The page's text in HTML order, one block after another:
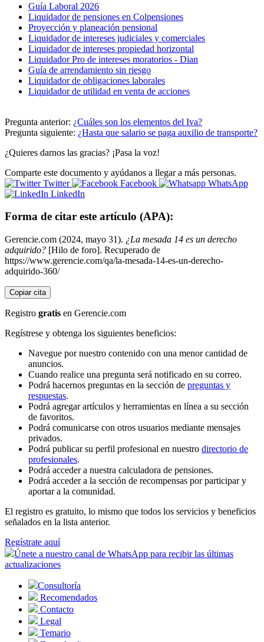
Guía Laboral 2026
Liquidador de pensiones en Colpensiones
Proyección y planeación pensional
Liquidador de intereses judiciales y comerciales
Liquidador de intereses propiedad horizontal
Liquidador Pro de intereses moratorios - Dian
Guía de arrendamiento sin riesgo
Liquidador de obligaciones laborales
Liquidador de utilidad en venta de acciones
Pregunta anterior: ¿Cuáles son los elementos del Iva?
Pregunta siguiente: ¿Hasta que salario se paga auxilio de transporte?
¿Quieres darnos las gracias? ¡Pasa la voz!
Comparte este documento y ayúdanos a llegar a más personas.
Twitter
Facebook
WhatsApp
LinkedIn
Forma de citar este artículo (APA):
Gerencie.com (2024, mayo 31). ¿La mesada 14 es un derecho
adquirido? [Hilo de foro]. Recuperado de
https://www.gerencie.com/qa/la-mesada-14-es-un-derecho-
adquirido-360/
Copiar cita
Registro gratis en Gerencie.com
Regístrese y obtenga los siguientes beneficios:
Navegue por nuestro contenido con una menor cantidad de
anuncios.
Cuando realice una pregunta será notificado en su correo.
Podrá hacernos preguntas en la sección de preguntas y
respuestas.
Podrá agregar artículos y herramientas en línea a su sección
de favoritos.
Podrá comunicarse con otros usuarios mediante mensajes
privados.
Podrá publicar su perfil profesional en nuestro directorio de
profesionales.
Podrá acceder a nuestra calculadora de pensiones.
Podrá acceder a la sección de recompensas por participar y
aportar a la comunidad.
El registro es gratuito, lo mismo que todos los servicios y beneficios
señalados en la lista anterior.
Regístrate aquí
Únete a nuestro canal de WhatsApp para recibir las últimas
actualizaciones
Consultoría
Recomendados
Contacto
Legal
Temario